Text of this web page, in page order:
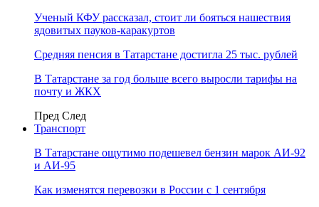
Ученый КФУ рассказал, стоит ли бояться нашествия
ядовитых пауков-каракуртов
Средняя пенсия в Татарстане достигла 25 тыс. рублей
В Татарстане за год больше всего выросли тарифы на
почту и ЖКХ
Пред След
Транспорт
В Татарстане ощутимо подешевел бензин марок АИ-92
и АИ-95
Как изменятся перевозки в России с 1 сентября